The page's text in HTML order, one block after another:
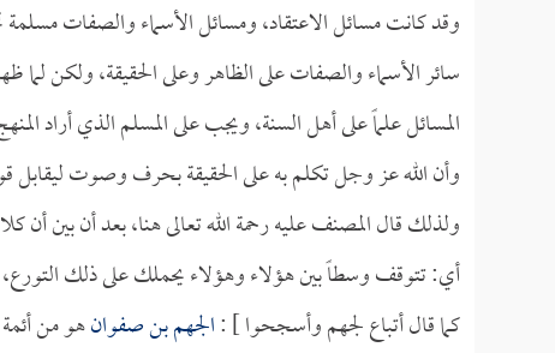
وقد كانت مسائل الاعتقاد، ومسائل الأسماء والصفات مسلمة
سائر الأسماء والصفات على الظاهر وعلى الحقيقة، ولكن
المسائل علماً على أهل السنة، ويجب على المسلم الذي أراد
وأن الله عز وجل تكلم به على الحقيقة بحرف وصوت ليقابل
ولذلك قال المصنف عليه رحمة الله تعالى هنا، بعد أن بين
أي: تتوقف وسطاً بين هؤلاء وهؤلاء يحملك على ذلك التورع،
كما قال أتباع لجهم وأسجحوا ] :الجهم بن صفوانهو من